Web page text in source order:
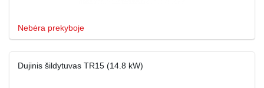
Nebėra prekyboje
Dujinis šildytuvas TR15 (14.8 kW)